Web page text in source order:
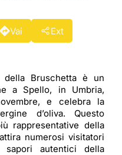
Vai Ext
della Bruschetta è un
a Spello, in Umbria,
e celebra la
d’oliva. Questo
rappresentative della
numerosi visitatori
autentici della